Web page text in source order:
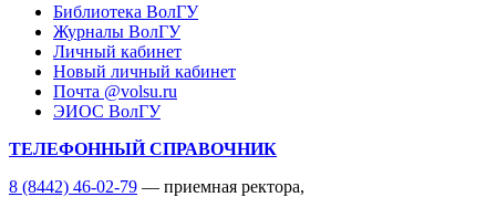
Библиотека ВолГУ
Журналы ВолГУ
Личный кабинет
Новый личный кабинет
Почта @volsu.ru
ЭИОС ВолГУ
ТЕЛЕФОННЫЙ СПРАВОЧНИК
8 (8442) 46-02-79 — приемная ректора,